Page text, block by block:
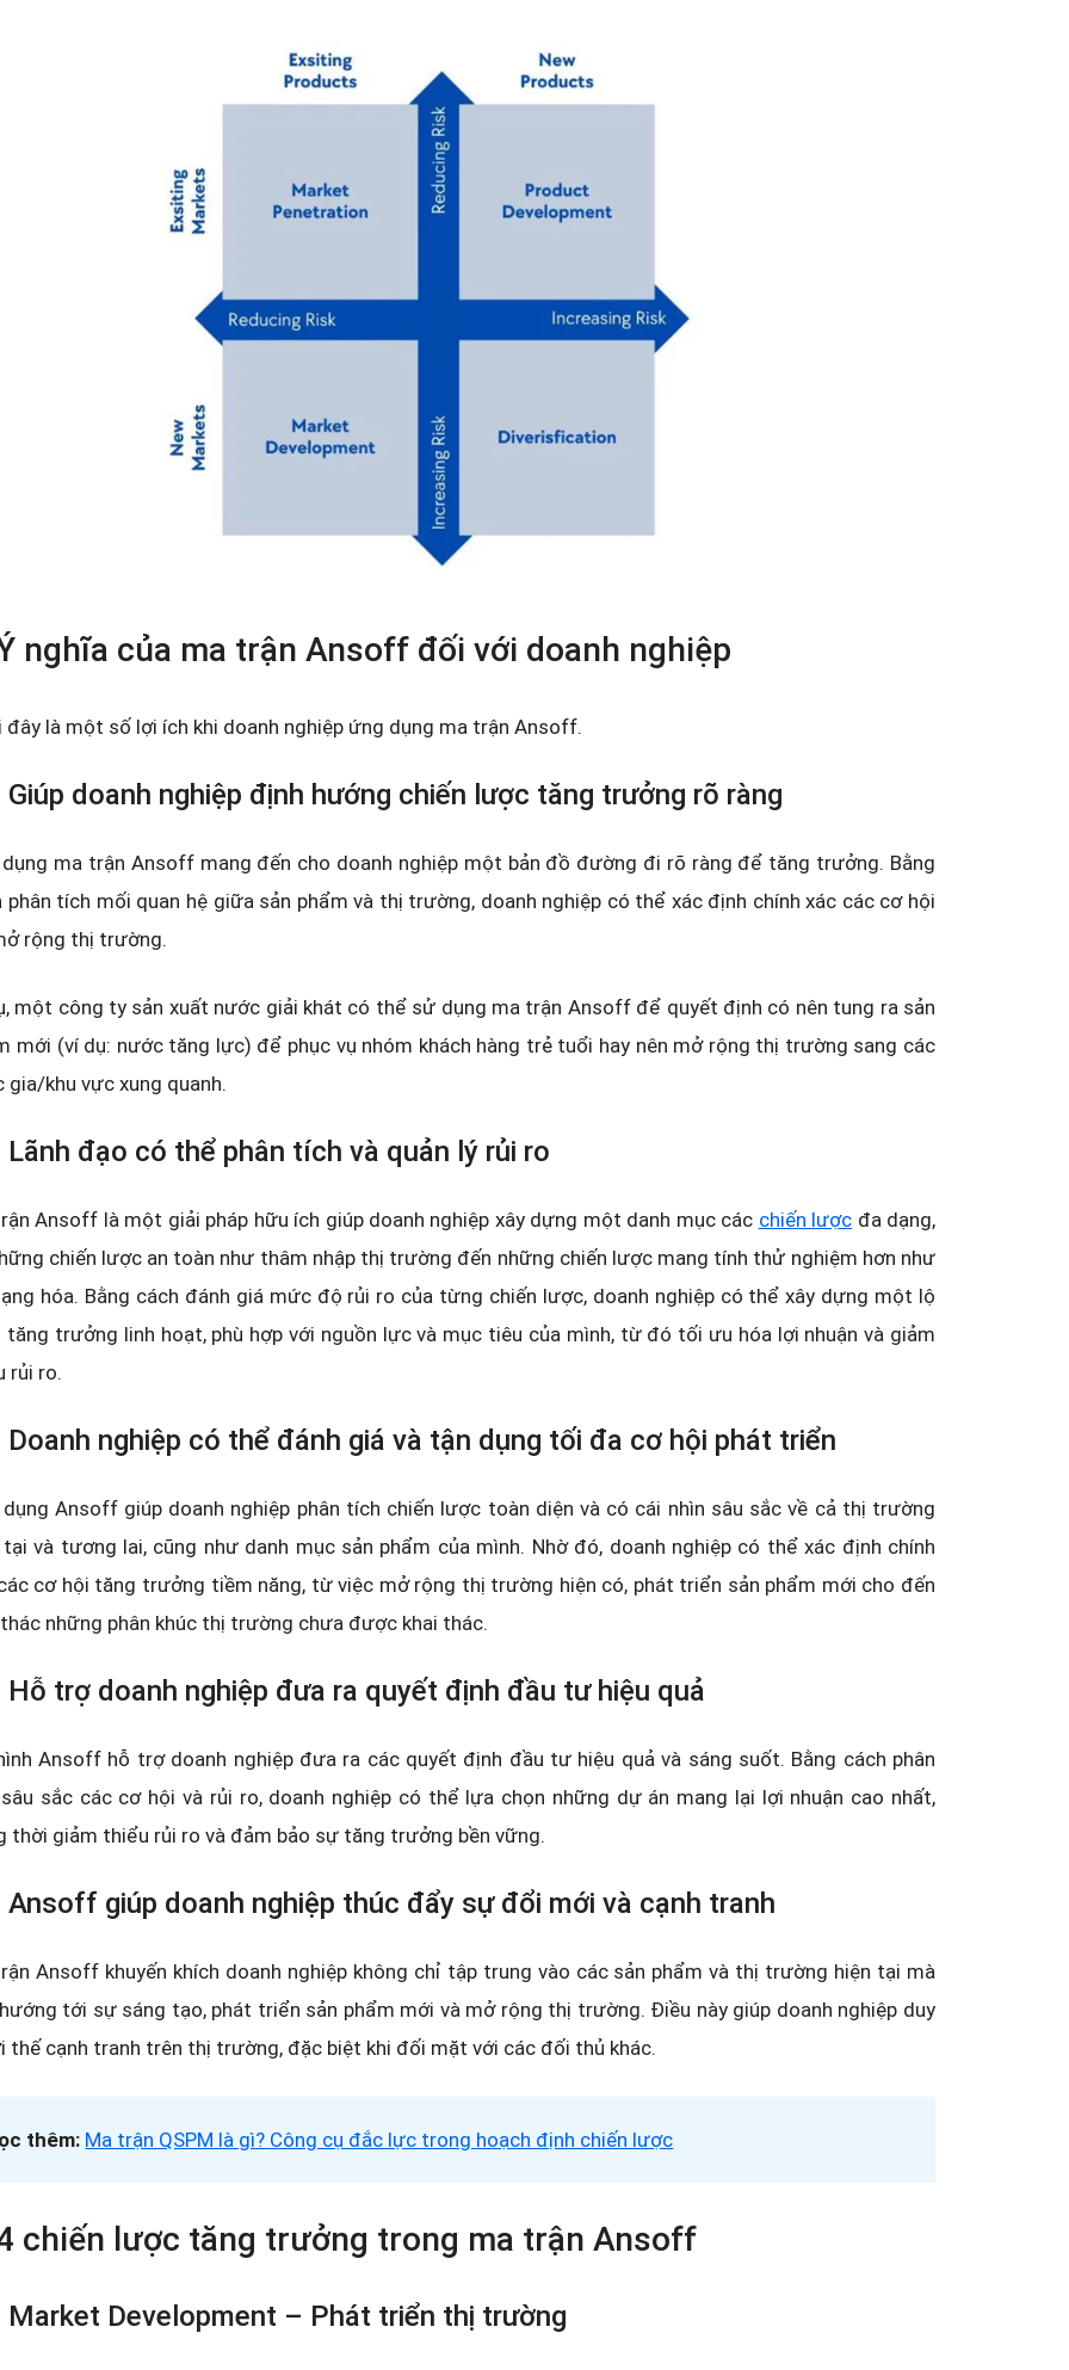
nghĩa của ma trận Ansoff đối với doanh nghiệp
đây là một số lợi ích khi doanh nghiệp ứng dụng ma trận Ansoff.
Giúp doanh nghiệp định hướng chiến lược tăng trưởng rõ ràng
dụng ma trận Ansoff mang đến cho doanh nghiệp một bản đồ đường đi rõ ràng để tăng trưởng. Bằng
phân tích mối quan hệ giữa sản phẩm và thị trường, doanh nghiệp có thể xác định chính xác các cơ hội
rộng thị trường.
một công ty sản xuất nước giải khát có thể sử dụng ma trận Ansoff để quyết định có nên tung ra sản
mới (ví dụ: nước tăng lực) để phục vụ nhóm khách hàng trẻ tuổi hay nên mở rộng thị trường sang các
gia/khu vực xung quanh.
Lãnh đạo có thể phân tích và quản lý rủi ro
Ansoff là một giải pháp hữu ích giúp doanh nghiệp xây dựng một danh mục các chiến lược đa dạng,
chiến lược an toàn như thâm nhập thị trường đến những chiến lược mang tính thử nghiệm hơn như
hóa. Bằng cách đánh giá mức độ rủi ro của từng chiến lược, doanh nghiệp có thể xây dựng một lộ
tăng trưởng linh hoạt, phù hợp với nguồn lực và mục tiêu của mình, từ đó tối ưu hóa lợi nhuận và giảm
rủi ro.
Doanh nghiệp có thể đánh giá và tận dụng tối đa cơ hội phát triển
Ansoff giúp doanh nghiệp phân tích chiến lược toàn diện và có cái nhìn sâu sắc về cả thị trường
tại và tương lai, cũng như danh mục sản phẩm của mình. Nhờ đó, doanh nghiệp có thể xác định chính
cơ hội tăng trưởng tiềm năng, từ việc mở rộng thị trường hiện có, phát triển sản phẩm mới cho đến
những phân khúc thị trường chưa được khai thác.
Hỗ trợ doanh nghiệp đưa ra quyết định đầu tư hiệu quả
Ansoff hỗ trợ doanh nghiệp đưa ra các quyết định đầu tư hiệu quả và sáng suốt. Bằng cách phân
sắc các cơ hội và rủi ro, doanh nghiệp có thể lựa chọn những dự án mang lại lợi nhuận cao nhất,
thời giảm thiểu rủi ro và đảm bảo sự tăng trưởng bền vững.
Ansoff giúp doanh nghiệp thúc đẩy sự đổi mới và cạnh tranh
Ansoff khuyến khích doanh nghiệp không chỉ tập trung vào các sản phẩm và thị trường hiện tại mà
tới sự sáng tạo, phát triển sản phẩm mới và mở rộng thị trường. Điều này giúp doanh nghiệp duy
thế cạnh tranh trên thị trường, đặc biệt khi đối mặt với các đối thủ khác.
thêm: Ma trận QSPM là gì? Công cụ đắc lực trong hoạch định chiến lược
chiến lược tăng trưởng trong ma trận Ansoff
Market Development – Phát triển thị trường